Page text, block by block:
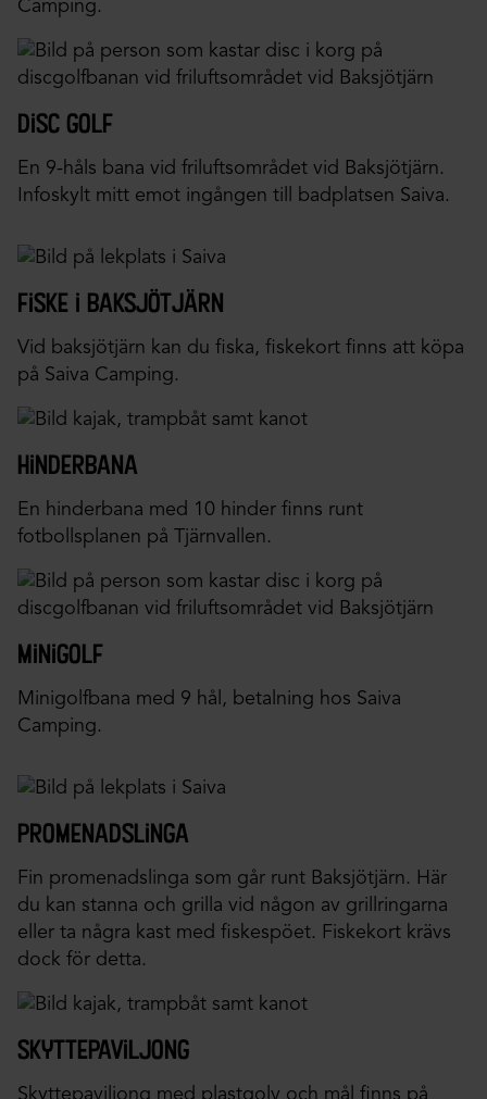
Camping.
disc golf
En 9-håls bana vid friluftsområdet vid Baksjötjärn.
Infoskylt mitt emot ingången till badplatsen Saiva.
fiske i baksjötjärn
Vid baksjötjärn kan du fiska, fiskekort finns att köpa
på Saiva Camping.
hinderbana
En hinderbana med 10 hinder finns runt
fotbollsplanen på Tjärnvallen.
minigolf
Minigolfbana med 9 hål, betalning hos Saiva
Camping.
promenadslinga
Fin promenadslinga som går runt Baksjötjärn. Här
du kan stanna och grilla vid någon av grillringarna
eller ta några kast med fiskespöet. Fiskekort krävs
dock för detta.
skyttepaviljong
Skyttepaviljong med plastgolv och mål finns på